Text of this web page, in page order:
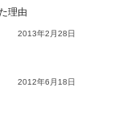
理由
2013年2月28日
2012年6月18日